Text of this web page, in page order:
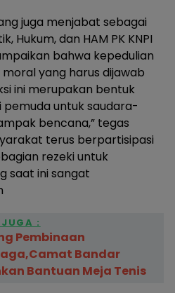
juga menjabat sebagai
Hukum, dan HAM PK KNPI
bahwa kepedulian
yang harus dijawab
ini merupakan bentuk
untuk saudara-
bencana,” tegas
terus berpartisipasi
rezeki untuk
saat ini sangat
:
Pembinaan
Bandar
Bantuan Meja Tenis